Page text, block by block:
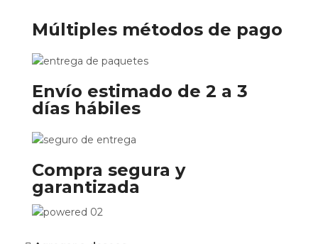
Múltiples métodos de pago
Envío estimado de 2 a 3
días hábiles
Compra segura y
garantizada